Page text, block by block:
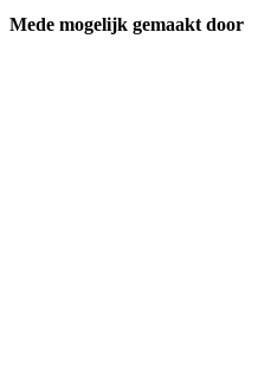
Mede mogelijk gemaakt door